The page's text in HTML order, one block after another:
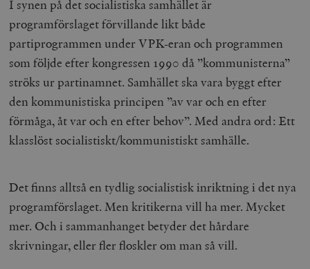
I synen på det socialistiska samhället är
programförslaget förvillande likt både
partiprogrammen under VPK-eran och programmen
som följde efter kongressen 1990 då ”kommunisterna”
ströks ur partinamnet. Samhället ska vara byggt efter
den kommunistiska principen ”av var och en efter
förmåga, åt var och en efter behov”. Med andra ord: Ett
klasslöst socialistiskt/kommunistiskt samhälle.
Det finns alltså en tydlig socialistisk inriktning i det nya
programförslaget. Men kritikerna vill ha mer. Mycket
mer. Och i sammanhanget betyder det hårdare
skrivningar, eller fler floskler om man så vill.